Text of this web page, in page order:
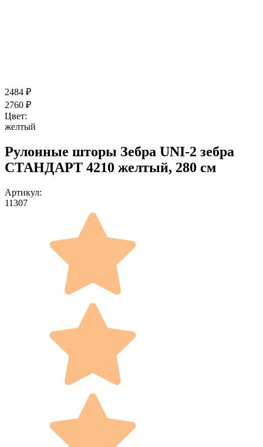
2484 ₽
2760 ₽
Цвет:
желтый
Рулонные шторы Зебра UNI-2 зебра
СТАНДАРТ 4210 желтый, 280 см
Артикул:
11307